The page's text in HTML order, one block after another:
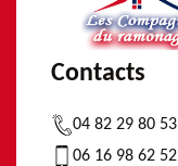
Contacts
04 82 29 80 53
06 16 98 62 52